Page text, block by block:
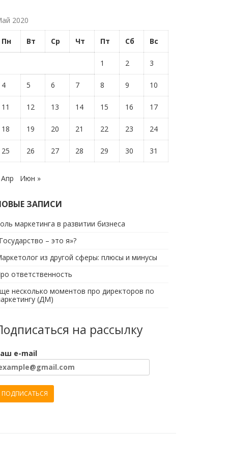
2020
Пн Вт Ср Чт Пт Сб Вс
1 2 3
4 5 6 7 8 9 10
11 12 13 14 15 16 17
18 19 20 21 22 23 24
25 26 27 28 29 30 31
Апр Июн »
ЗАПИСИ
маркетинга в развитии бизнеса
– это я»?
из другой сферы: плюсы и минусы
ответственность
несколько моментов про директоров по
(ДМ)
на рассылку
e-mail